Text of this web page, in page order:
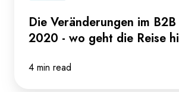
Reise
hin?
Die Veränderungen im
2020 - wo geht die Reise
4 min read